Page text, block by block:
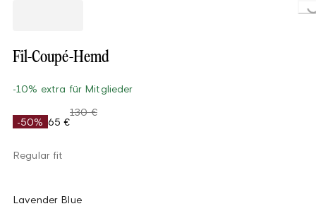
Fil-Coupé-Hemd
-10% extra für Mitglieder
-50% 65 €
130 €
Regular fit
Lavender Blue